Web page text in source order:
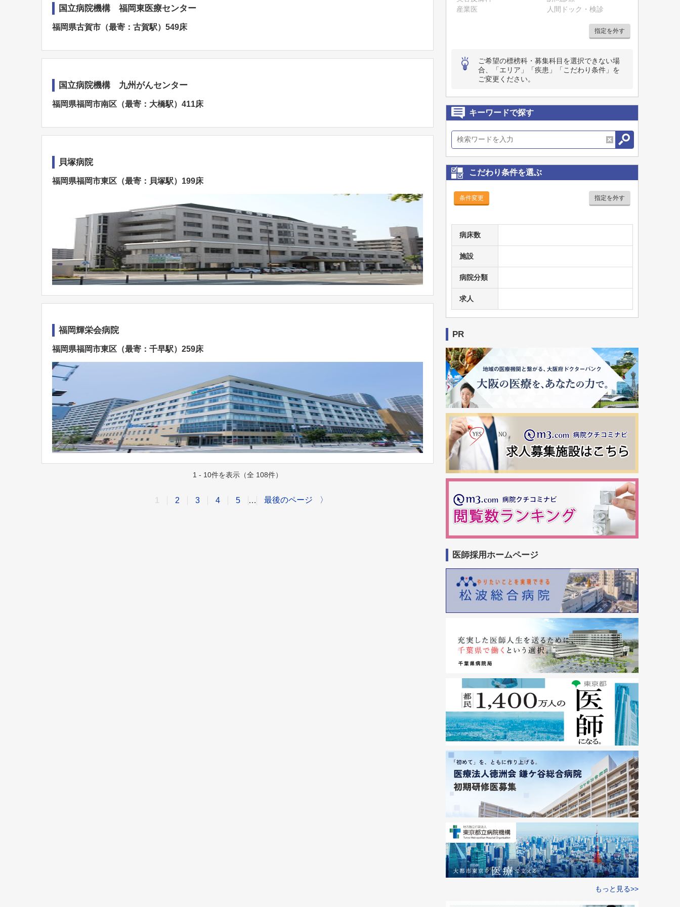
国立病院機構 福岡東医療センター
福岡県古賀市（最寄：古賀駅）549床
国立病院機構 九州がんセンター
福岡県福岡市南区（最寄：大橋駅）411床
貝塚病院
福岡県福岡市東区（最寄：貝塚駅）199床
福岡輝栄会病院
福岡県福岡市東区（最寄：千早駅）259床
1 - 10件を表示（全 108件）
2 3 4 5 … 最後のページ 〉
産業医
人間ドック・検診
指定を外す
ご希望の標榜科・募集科目を選択できない場
合、「エリア」「疾患」「こだわり条件」を
ご変更ください。
キーワードで探す
こだわり条件を選ぶ
条件変更 指定を外す
病床数
施設
病院分類
求人
PR
医師採用ホームページ
もっと見る>>